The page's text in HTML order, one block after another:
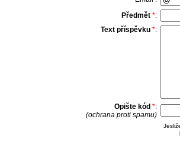
Předmět *:
Text příspěvku *:
Opište kód *:
(ochrana proti spamu)